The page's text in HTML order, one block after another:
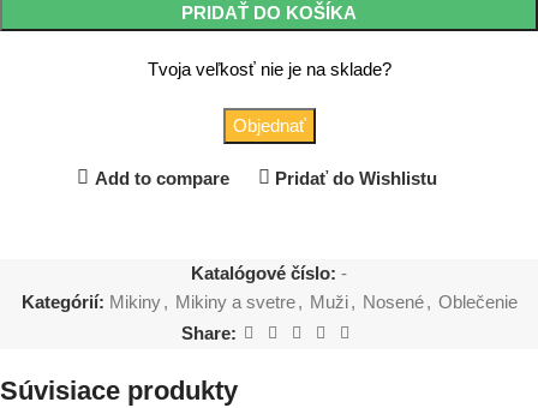
PRIDAŤ DO KOŠÍKA
Tvoja veľkosť nie je na sklade?
Objednať
Add to compare Pridať do Wishlistu
Katalógové číslo: -
Kategórií: Mikiny , Mikiny a svetre , Muži , Nosené , Oblečenie
Share:
Súvisiace produkty